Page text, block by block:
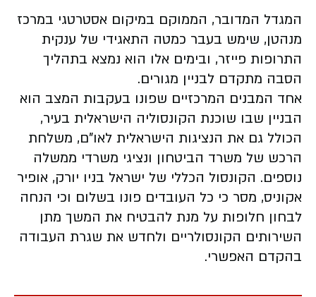
המגדל המדובר, הממוקם במיקום אסטרטגי במרכז
מנהטן, שימש בעבר כמטה התאגידי של ענקית
התרופות פייזר, ובימים אלו הוא נמצא בתהליך
הסבה מתקדם לבניין מגורים.
אחד המבנים המרכזיים שפונו בעקבות המצב הוא
הבניין שבו שוכנת הקונסוליה הישראלית בעיר,
הכולל גם את הנציגות הישראלית לאו"ם, משלחת
הרכש של משרד הביטחון ונציגי משרדי ממשלה
נוספים. הקונסול הכללי של ישראל בניו יורק, אופיר
אקוניס, מסר כי כל העובדים פונו בשלום וכי הנחה
לבחון חלופות על מנת להבטיח את המשך מתן
השירותים הקונסולריים ולחדש את שגרת העבודה
בהקדם האפשרי.